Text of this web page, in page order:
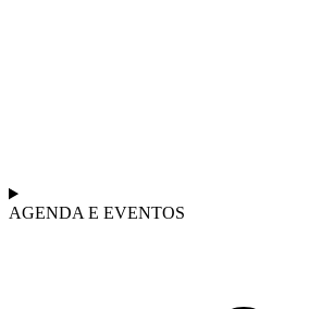
AGENDA E EVENTOS